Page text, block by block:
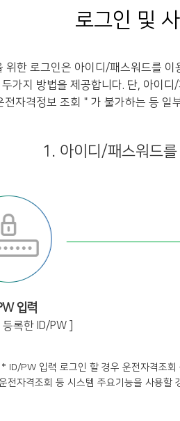
로그인 및
위한 로그인은 아이디/패스워드를
가지 방법을 제공합니다. 단, 아이
전자격정보 조회＂가 불가하는 등 일
1. 아이디/패스워드
입력
록한 ID/PW ]
* ID/PW 입력 로그인 할 경우 운전자격조회
전자격조회 등 시스템 주요기능을 사용할